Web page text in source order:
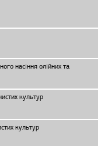
насіння олійних та
культур
культур